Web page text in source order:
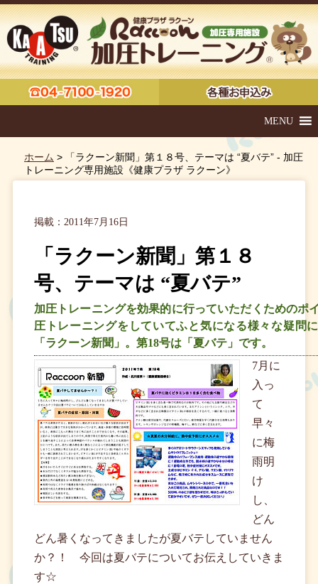
MENU
ホーム > 「ラクーン新聞」第１８号、テーマは “夏バテ” - 加圧
トレーニング専用施設《健康プラザ ラクーン》
掲載：2011年7月16日
「ラクーン新聞」第１８
号、テーマは “夏バテ”
加圧トレーニングを効果的に行っていただくためのポ
圧トレーニングをしていてふと気になる様々な疑問
「ラクーン新聞」。第18号は「夏バテ」です。
7月に
入っ
て
早々
に梅
雨明
け
し、
どん
どん暑くなってきましたが夏バテしていません
か？！ 今回は夏バテについてお伝えしていきま
す☆